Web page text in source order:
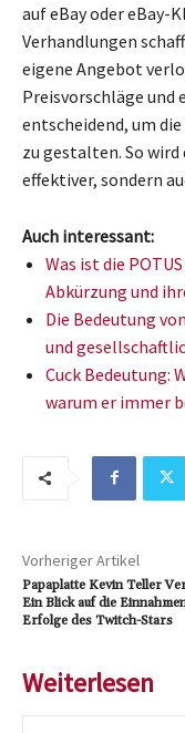
auf eBay oder eBay-
Verhandlungen
eigene Angebot
Preisvorschläge und
entscheidend, um
zu gestalten. So
effektiver, sondern
Auch interessant:
Was ist die
Abkürzung und
Die Bedeutung
und
Cuck Bedeutung:
warum er immer
Vorheriger Artikel
Papaplatte Kevin Teller
Ein Blick auf die
Erfolge des Twitch-Stars
Weiterlesen